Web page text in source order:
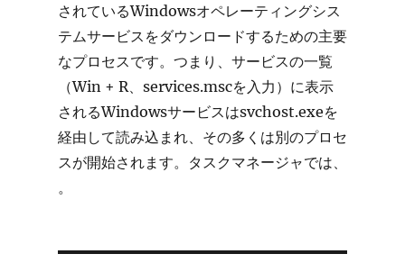
されているWindowsオペレーティングシス
テムサービスをダウンロードするための主要
なプロセスです。つまり、サービスの一覧
（Win + R、services.mscを入力）に表示
されるWindowsサービスはsvchost.exeを
経由して読み込まれ、その多くは別のプロセ
スが開始されます。タスクマネージャでは、
。